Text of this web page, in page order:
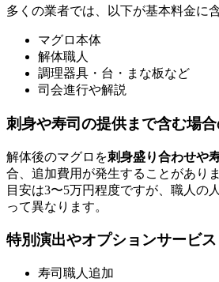
多くの業者では、以下が基本料金に
マグロ本体
解体職人
調理器具・台・まな板など
司会進行や解説
刺身や寿司の提供まで含む場
解体後のマグロを刺身盛り合わせや
合、追加費用が発生することがありま
目安は3〜5万円程度ですが、職人の
って異なります。
特別演出やオプションサービス
寿司職人追加